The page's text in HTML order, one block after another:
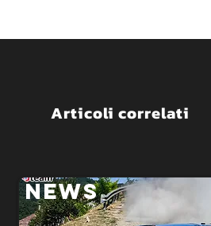
Articoli correlati
NEWS